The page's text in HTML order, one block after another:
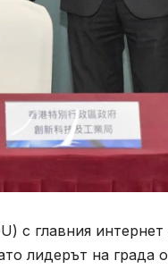
с главния интернет
лидерът на града